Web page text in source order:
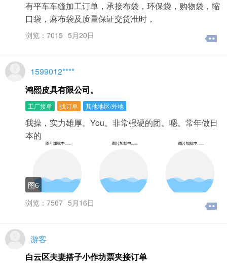
有平车车缝加工订单，承接布袋，环保袋，购物袋，缩
口袋，麻布袋及质量保证交货准时，
浏览：7015 5月20日
1599012****
鸿熙皮具有限公司。
工厂接单 找订单 其他地区/外地
我操，实力雄厚。You。非常强硬的团。嗯。常年做日
本的
图6
浏览：7507 5月16日
游客
白云区夫妻搭子小作坊票夹接订单